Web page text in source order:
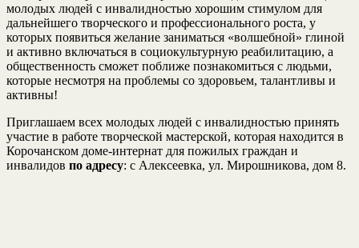
молодых людей с инвалидностью хорошим стимулом для
дальнейшего творческого и профессионального роста, у
которых появиться желание заниматься «волшебной» глиной
и активно включаться в социокультурную реабилитацию, а
общественность сможет поближе познакомиться с людьми,
которые несмотря на проблемы со здоровьем, талантливы и
активны!
Приглашаем всех молодых людей с инвалидностью принять
участие в работе творческой мастерской, которая находится в
Корочанском доме-интернат для пожилых граждан и
инвалидов по адресу: с Алексеевка, ул. Мирошникова, дом 8.